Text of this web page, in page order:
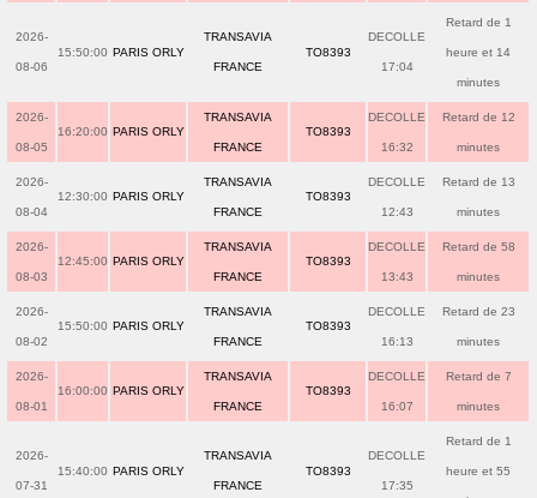
2026-
08-06
15:50:00 PARIS ORLY
TRANSAVIA
FRANCE
TO8393
DECOLLE
17:04
Retard de 1
heure et 14
minutes
2026-
08-05
16:20:00 PARIS ORLY
TRANSAVIA
FRANCE
TO8393
DECOLLE
16:32
Retard de 12
minutes
2026-
08-04
12:30:00 PARIS ORLY
TRANSAVIA
FRANCE
TO8393
DECOLLE
12:43
Retard de 13
minutes
2026-
08-03
12:45:00 PARIS ORLY
TRANSAVIA
FRANCE
TO8393
DECOLLE
13:43
Retard de 58
minutes
2026-
08-02
15:50:00 PARIS ORLY
TRANSAVIA
FRANCE
TO8393
DECOLLE
16:13
Retard de 23
minutes
2026-
08-01
16:00:00 PARIS ORLY
TRANSAVIA
FRANCE
TO8393
DECOLLE
16:07
Retard de 7
minutes
2026-
07-31
15:40:00 PARIS ORLY
TRANSAVIA
FRANCE
TO8393
DECOLLE
17:35
Retard de 1
heure et 55